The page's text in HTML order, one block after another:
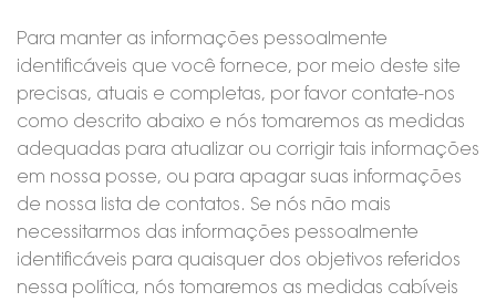
Para manter as informações pessoalmente
identificáveis que você fornece, por meio deste site
precisas, atuais e completas, por favor contate-nos
como descrito abaixo e nós tomaremos as medidas
adequadas para atualizar ou corrigir tais informações
em nossa posse, ou para apagar suas informações
de nossa lista de contatos. Se nós não mais
necessitarmos das informações pessoalmente
identificáveis para quaisquer dos objetivos referidos
nessa política, nós tomaremos as medidas cabíveis